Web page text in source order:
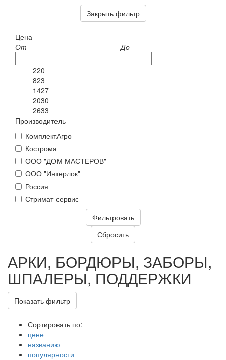
Закрыть фильтр
Цена
От
До
220
823
1427
2030
2633
Производитель
КомплектАгро
Кострома
ООО "ДОМ МАСТЕРОВ"
ООО "Интерлок"
Россия
Стримат-сервис
АРКИ, БОРДЮРЫ, ЗАБОРЫ,
ШПАЛЕРЫ, ПОДДЕРЖКИ
Показать фильтр
Сортировать по:
цене
названию
популярности